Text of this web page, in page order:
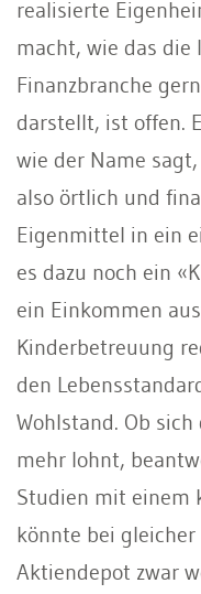
realisierte
macht, wie das die
Finanzbranche
darstellt, ist offen.
wie der Name
also örtlich und
Eigenmittel in ein
es dazu noch ein
ein Einkommen
Kinderbetreuung
den
Wohlstand. Ob
mehr lohnt,
Studien mit einem
könnte bei
Aktiendepot zwar